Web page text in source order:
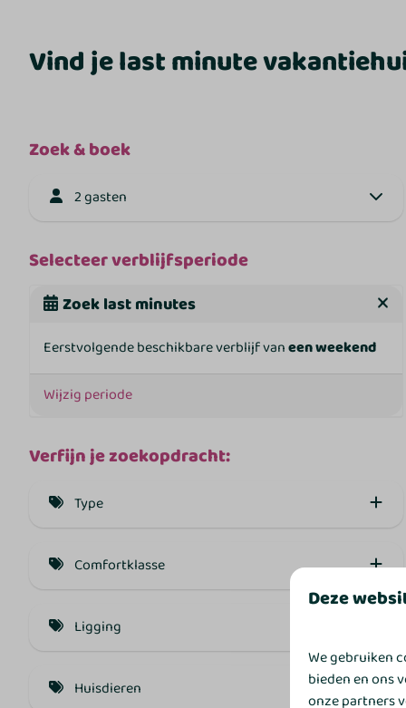
Vind je last minute
Zoek & boek
2 gasten
Selecteer verblijfsperiode
Zoek last minutes
Eerstvolgende beschikbare verblijf vaneen weekend
Wijzig periode
Verfijn je zoekopdracht:
Type
Finse Chalet (8)
Stenen bungalow (3)
Comfortklasse
Basis (3)
Comfort + (4)
Ligging
Aan het water (3)
Huisdieren
Deze
We gebruiken
bieden en ons
onze partners